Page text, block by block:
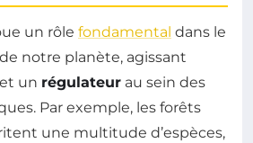
un rôle fondamental dans le
notre planète, agissant
et un régulateur au sein des
Par exemple, les forêts
une multitude d’espèces,